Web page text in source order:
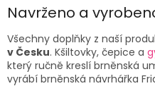
Navrženo a
Všechny doplňky z naší
v Česku. Kšiltovky, čepice a
který ručně kreslí brněnská
vyrábí brněnská návrhářka